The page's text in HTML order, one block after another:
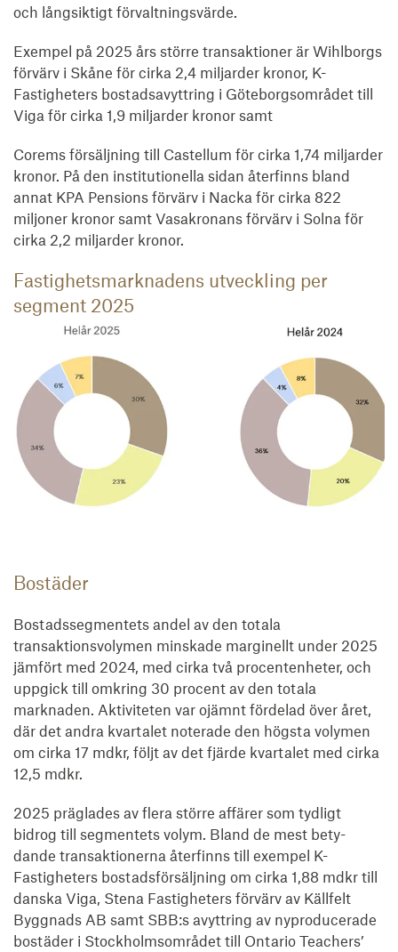
och långsiktigt förvaltningsvärde.
Exempel på 2025 års större transaktioner är Wihlborgs
förvärv i Skåne för cirka 2,4 miljarder kronor, K-
Fastigheters bostadsavyttring i Göteborgsområdet till
Viga för cirka 1,9 miljarder kronor samt
Corems försäljning till Castellum för cirka 1,74 miljarder
kronor. På den institutionella sidan återfinns bland
annat KPA Pensions förvärv i Nacka för cirka 822
miljoner kronor samt Vasakronans förvärv i Solna för
cirka 2,2 miljarder kronor.
Fastighetsmarknadens utveckling per
segment 2025
Bostäder
Bostadssegmentets andel av den totala
transaktionsvolymen minskade marginellt under 2025
jämfört med 2024, med cirka två procentenheter, och
uppgick till omkring 30 procent av den totala
marknaden. Aktiviteten var ojämnt fördelad över året,
där det andra kvartalet noterade den högsta volymen
om cirka 17 mdkr, följt av det fjärde kvartalet med cirka
12,5 mdkr.
2025 präglades av flera större affärer som tydligt
bidrog till segmentets volym. Bland de mest bety-
dande transaktionerna återfinns till exempel K-
Fastigheters bostadsförsäljning om cirka 1,88 mdkr till
danska Viga, Stena Fastigheters förvärv av Källfelt
Byggnads AB samt SBB:s avyttring av nyproducerade
bostäder i Stockholmsområdet till Ontario Teachers’